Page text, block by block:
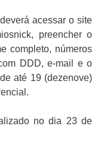
acessar o site
preencher o
completo, números
DDD, e-mail e o
até 19 (dezenove)
no dia 23 de